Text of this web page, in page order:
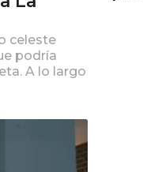
celeste
podría
A lo largo